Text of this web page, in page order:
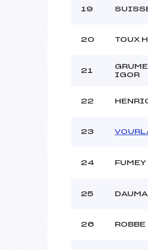
19
20 TOUX
21
IGOR
22
23
24
25
26